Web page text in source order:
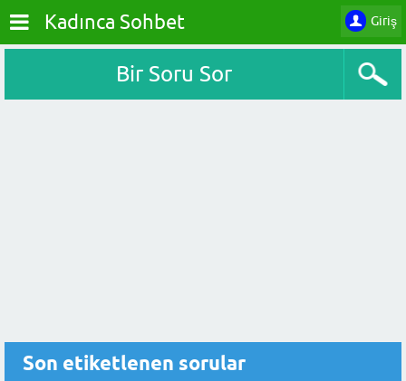
Giriş
Kadınca Sohbet
Bir Soru Sor
Son etiketlenen sorular